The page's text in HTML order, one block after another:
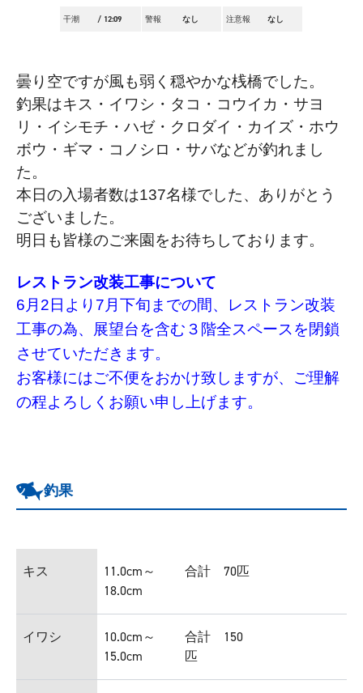
干潮 / 12:09 警報 なし 注意報 なし
曇り空ですが風も弱く穏やかな桟橋でした。
釣果はキス・イワシ・タコ・コウイカ・サヨ
リ・イシモチ・ハゼ・クロダイ・カイズ・ホウ
ボウ・ギマ・コノシロ・サバなどが釣れまし
た。
本日の入場者数は137名様でした、ありがとう
ございました。
明日も皆様のご来園をお待ちしております。
レストラン改装工事について
6月2日より7月下旬までの間、レストラン改装
工事の為、 展望台を含む３階全スペースを閉鎖
させていただきます。
お客様にはご不便をおかけ致しますが、ご理解
の程よろしくお願い申し上げます。
釣果
キス
11.0cm～
18.0cm
合計 70匹
イワシ
10.0cm～
15.0cm
合計 150
匹